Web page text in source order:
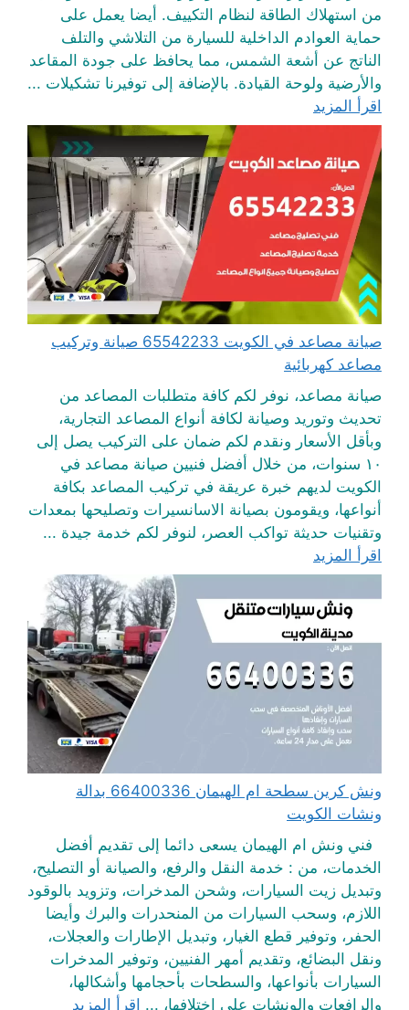
من استهلاك الطاقة لنظام التكييف. أيضا يعمل على
حماية العوادم الداخلية للسيارة من التلاشي والتلف
الناتج عن أشعة الشمس، مما يحافظ على جودة المقاعد
والأرضية ولوحة القيادة. بالإضافة إلى توفيرنا تشكيلات ...
اقرأ المزيد
صيانة مصاعد في الكويت 65542233 صيانة وتركيب
مصاعد كهربائية
صيانة مصاعد، نوفر لكم كافة متطلبات المصاعد من
تحديث وتوريد وصيانة لكافة أنواع المصاعد التجارية،
وبأقل الأسعار ونقدم لكم ضمان على التركيب يصل إلى
١٠ سنوات، من خلال أفضل فنيين صيانة مصاعد في
الكويت لديهم خبرة عريقة في تركيب المصاعد بكافة
أنواعها، ويقومون بصيانة الاسانسيرات وتصليحها بمعدات
وتقنيات حديثة تواكب العصر، لنوفر لكم خدمة جيدة ...
اقرأ المزيد
ونش كرين سطحة ام الهيمان 66400336 بدالة
ونشات الكويت
فني ونش ام الهيمان يسعى دائما إلى تقديم أفضل
الخدمات، من : خدمة النقل والرفع، والصيانة أو التصليح،
وتبديل زيت السيارات، وشحن المدخرات، وتزويد بالوقود
اللازم، وسحب السيارات من المنحدرات والبرك وأيضا
الحفر، وتوفير قطع الغيار، وتبديل الإطارات والعجلات،
ونقل البضائع، وتقديم أمهر الفنيين، وتوفير المدخرات
السيارات بأنواعها، والسطحات بأحجامها وأشكالها،
والرافعات والونشات على اختلافها، ... اقرأ المزيد